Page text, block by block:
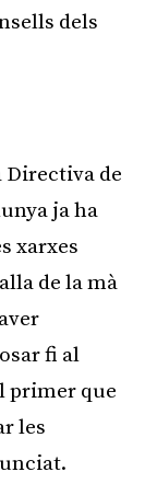
dels
Directiva de
ja ha
xarxes
de la mà
fi al
primer que
les